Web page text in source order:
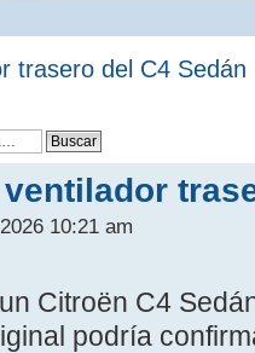
trasero del C4 Sedán
10:21 am
Citroën C4
podría